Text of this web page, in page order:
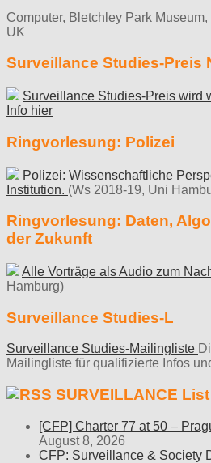
Computer, Bletchley Park Museum,
UK
Surveillance Studies-Preis
Surveillance Studies-Preis wird
Info hier
Ringvorlesung: Polizei
Polizei: Wissenschaftliche
Institution. (Ws 2018-19, Uni
Ringvorlesung: Daten,
der Zukunft
Alle Vorträge als Audio zum
Hamburg)
Surveillance Studies-L
Surveillance Studies-Mailingliste
Mailingliste für qualifizierte Infos
SURVEILLANCE List
[CFP] Charter 77 at 50 –
August 8, 2026
CFP: Surveillance & Society